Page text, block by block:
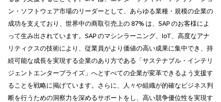
ン・ソフトウェア市場のリーダーとして、あらゆる業種・規模の企業の
成功を支えており、世界中の商取引売上の 87% は、SAP のお客様によ
って生み出されています。SAP のマシンラーニング、IoT、高度なアナ
リティクスの技術により、従業員がより価値の高い成果に集中でき、持
続可能な成長を実現する企業のあり方である「サステナブル・インテリ
ジェントエンタープライズ」へとすべての企業が変革できるよう支援す
ることを戦略に掲げています。さらに、人々や組織が的確なビジネス判
断を行うための洞察力を深めるサポートをし、高い競争優位性を実現す